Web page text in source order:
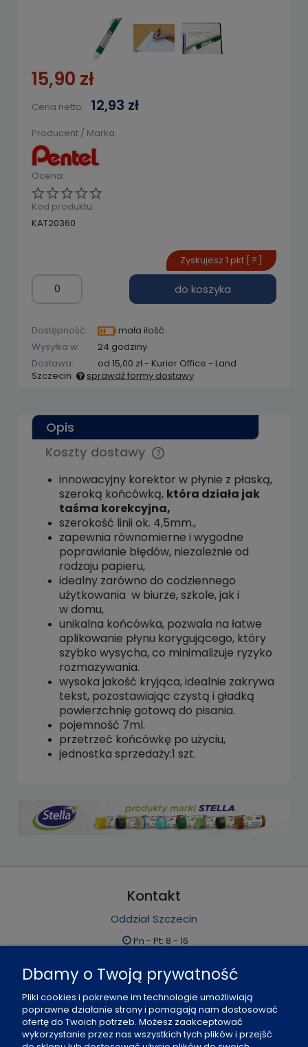
15,90 zł
Cena netto: 12,93 zł
Ocena:
Producent / Marka:
Kod produktu:
KAT20360
do koszyka
Zyskujesz 1 pkt [ ? ]
Dostępność:
mała ilość
Wysyłka w:
24 godziny
Dostawa:
od 15,00 zł- Kurier Office - Land
Szczecin
sprawdź formy dostawy
Opis
Koszty dostawy
Cena nie zawiera ewentualnych kosztów
płatności
innowacyjny korektor w płynie z płaską,
szeroką końcówką, która działa jak
taśma korekcyjna,
szerokość linii ok. 4,5mm.,
zapewnia równomierne i wygodne
poprawianie błędów, niezależnie od
rodzaju papieru,
idealny zarówno do codziennego
użytkowania w biurze, szkole, jak i
w domu,
unikalna końcówka, pozwala na łatwe
aplikowanie płynu korygującego, który
szybko wysycha, co minimalizuje ryzyko
rozmazywania.
wysoka jakość kryjąca, idealnie zakrywa
tekst, pozostawiając czystą i gładką
powierzchnię gotową do pisania.
pojemność 7ml.
przetrzeć końcówkę po użyciu,
jednostka sprzedaży:1 szt.
Kontakt
Oddział Szczecin
Pn - Pt: 8 - 16
91 484 07 06
biuro@office-land.pl
Fax: 91 484 49 27
Dbamy o Twoją prywatność
Pliki cookies i pokrewne im technologie umożliwiają
poprawne działanie strony i pomagają nam dostosować
ofertę do Twoich potrzeb. Możesz zaakceptować
wykorzystanie przez nas wszystkich tych plików i przejść